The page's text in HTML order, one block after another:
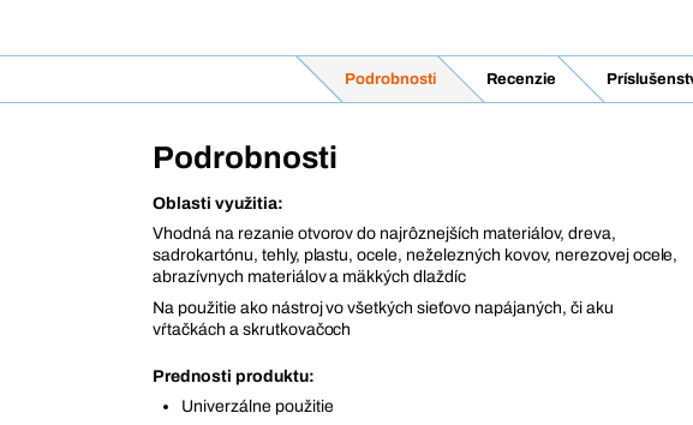
Podrobnosti Recenzie
Podrobnosti
Oblasti využitia:
Vhodná na rezanie otvorov do najrôznejších materiálov, dreva,
sadrokartónu, tehly, plastu, ocele, neželezných kovov, nerezovej ocele,
abrazívnych materiálov a mäkkých dlaždíc
Na použitie ako nástroj vo všetkých sieťovo napájaných, či aku
vŕtačkách a skrutkovačoch
Prednosti produktu:
Univerzálne použitie